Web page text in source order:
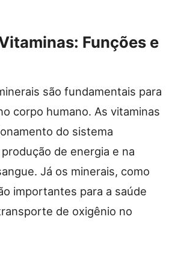
Funções e
são fundamentais para
corpo humano. As vitaminas
do sistema
de energia e na
Já os minerais, como
importantes para a saúde
de oxigênio no